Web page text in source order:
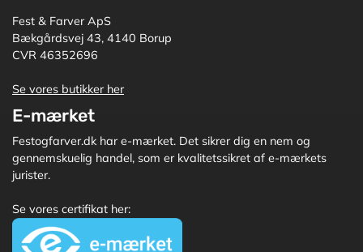
Fest & Farver ApS
Bækgårdsvej 43, 4140 Borup
CVR 46352696
Se vores butikker her
E-mærket
Festogfarver.dk har e-mærket. Det sikrer dig en nem og
gennemskuelig handel, som er kvalitetssikret af e-mærkets
jurister.
Se vores certifikat her: